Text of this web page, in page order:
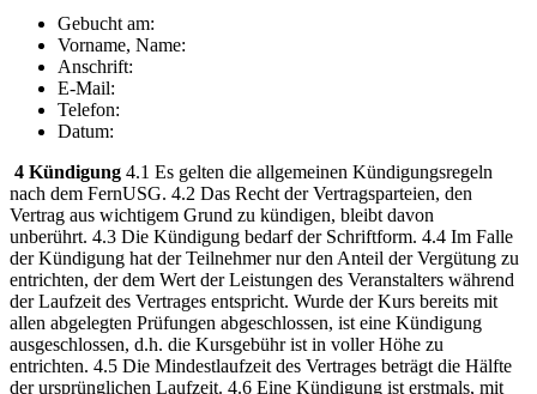
Gebucht am:
Vorname, Name:
Anschrift:
E-Mail:
Telefon:
Datum:
4 Kündigung 4.1 Es gelten die allgemeinen Kündigungsregeln
nach dem FernUSG. 4.2 Das Recht der Vertragsparteien, den
Vertrag aus wichtigem Grund zu kündigen, bleibt davon
unberührt. 4.3 Die Kündigung bedarf der Schriftform. 4.4 Im Falle
der Kündigung hat der Teilnehmer nur den Anteil der Vergütung zu
entrichten, der dem Wert der Leistungen des Veranstalters während
der Laufzeit des Vertrages entspricht. Wurde der Kurs bereits mit
allen abgelegten Prüfungen abgeschlossen, ist eine Kündigung
ausgeschlossen, d.h. die Kursgebühr ist in voller Höhe zu
entrichten. 4.5 Die Mindestlaufzeit des Vertrages beträgt die Hälfte
der ursprünglichen Laufzeit. 4.6 Eine Kündigung ist erstmals, mit